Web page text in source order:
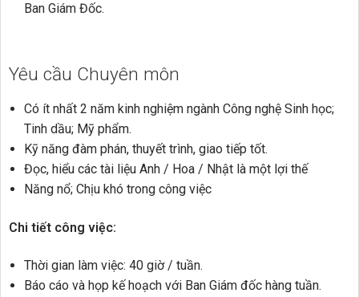
Ban Giám Đốc.
Yêu cầu Chuyên môn
Có ít nhất 2 năm kinh nghiệm ngành Công nghệ Sinh học;
Tinh dầu; Mỹ phẩm.
Kỹ năng đàm phán, thuyết trình, giao tiếp tốt.
Đọc, hiểu các tài liệu Anh / Hoa / Nhật là một lợi thế
Năng nổ; Chịu khó trong công việc
Chi tiết công việc:
Thời gian làm việc: 40 giờ / tuần.
Báo cáo và họp kế hoạch với Ban Giám đốc hàng tuần.